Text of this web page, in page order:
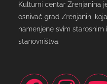
Kulturni centar Zrenjanina
osnivač grad Zrenjanin,
namenjene svim
stanovništva.